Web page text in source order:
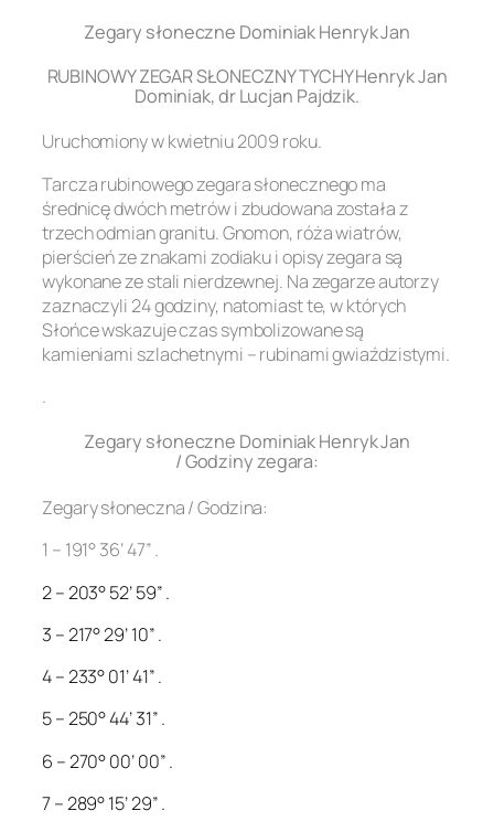
Zegary słoneczne Dominiak Henryk Jan
RUBINOWY ZEGAR SŁONECZNY TYCHY Henryk Jan
Dominiak, dr Lucjan Pajdzik.
Uruchomiony w kwietniu 2009 roku.
Tarcza rubinowego zegara słonecznego ma
średnicę dwóch metrów i zbudowana została z
trzech odmian granitu. Gnomon, róża wiatrów,
pierścień ze znakami zodiaku i opisy zegara są
wykonane ze stali nierdzewnej. Na zegarze autorzy
zaznaczyli 24 godziny, natomiast te, w których
Słońce wskazuje czas symbolizowane są
kamieniami szlachetnymi – rubinami gwiaździstymi.
.
Zegary słoneczne Dominiak Henryk Jan
/ Godziny zegara:
Zegary słoneczna / Godzina:
1 – 191° 36’ 47” .
2 – 203° 52’ 59” .
3 – 217° 29’ 10” .
4 – 233° 01’ 41” .
5 – 250° 44’ 31” .
6 – 270° 00’ 00” .
7 – 289° 15’ 29” .